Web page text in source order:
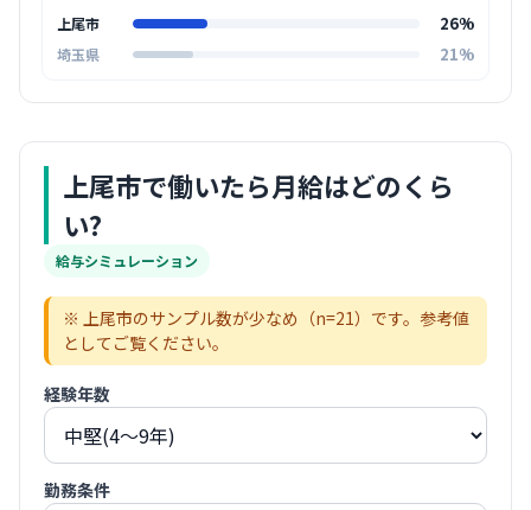
上尾市 26%
埼玉県 21%
上尾市で働いたら月給はどのくら
い?
給与シミュレーション
※ 上尾市のサンプル数が少なめ（n=21）です。参考値
としてご覧ください。
経験年数
勤務条件